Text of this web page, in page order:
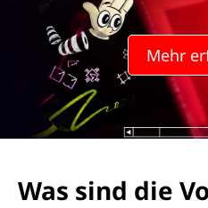
Mehr
Was sind die